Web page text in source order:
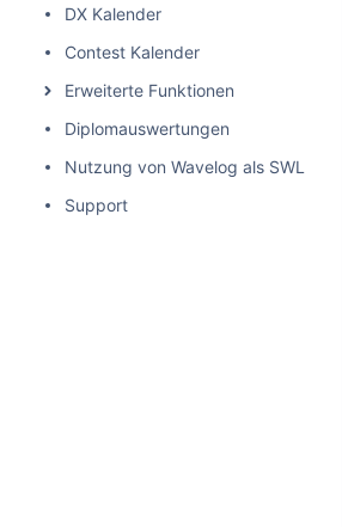
DX Kalender
Contest Kalender
Erweiterte Funktionen
Diplomauswertungen
Nutzung von Wavelog als SWL
Support